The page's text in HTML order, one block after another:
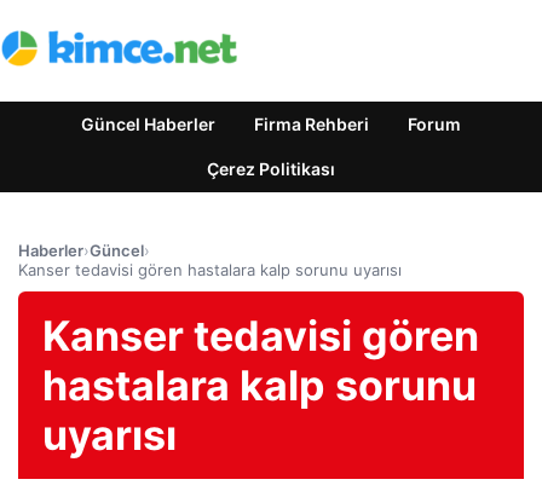
Güncel Haberler Firma Rehberi Forum
Çerez Politikası
Haberler›Güncel›
Kanser tedavisi gören hastalara kalp sorunu uyarısı
Kanser tedavisi gören
hastalara kalp sorunu
uyarısı